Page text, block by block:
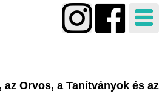
az Orvos, a Tanítványok és az